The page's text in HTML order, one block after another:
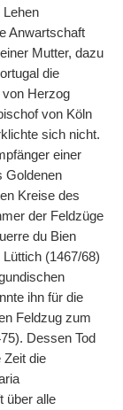
Lehen
Anwartschaft
Mutter, dazu
die
von Herzog
von Köln
sich nicht.
einer
Goldenen
Kreise des
der Feldzüge
du Bien
(1467/68)
ihn für die
Feldzug zum
Dessen Tod
Zeit die
über alle